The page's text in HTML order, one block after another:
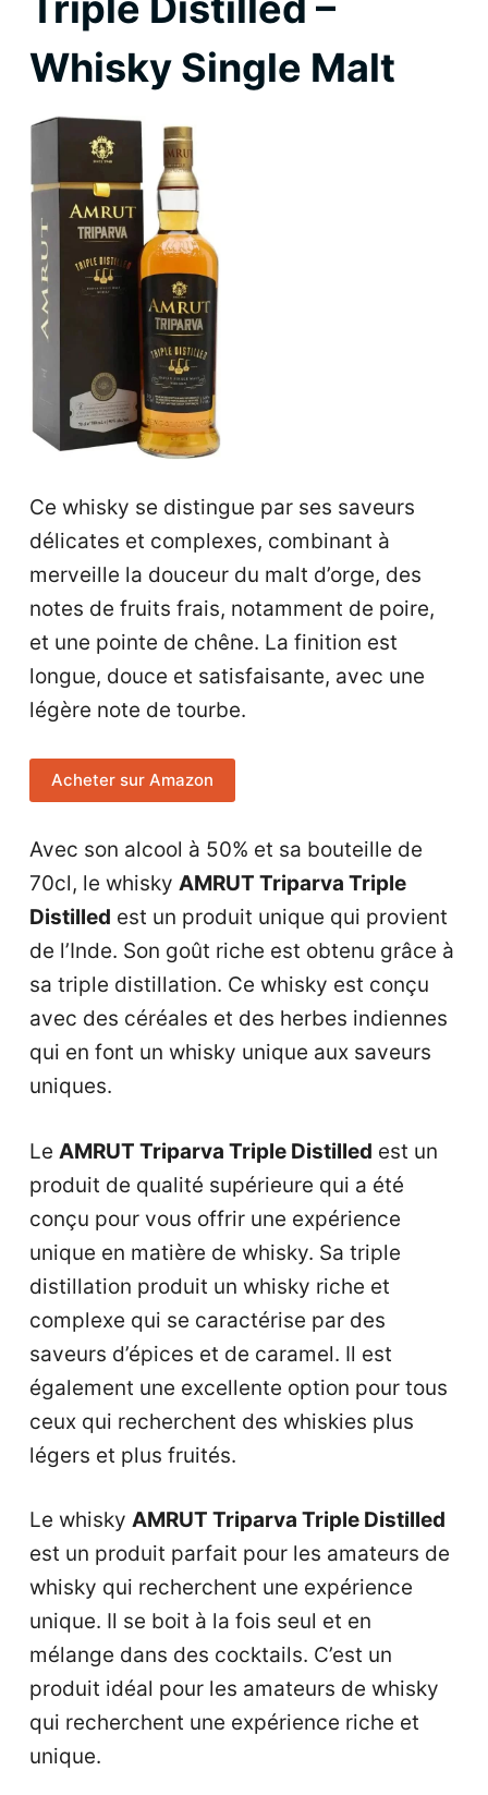
Whisky Single Malt
Ce whisky se distingue par ses saveurs
délicates et complexes, combinant à
merveille la douceur du malt d’orge, des
notes de fruits frais, notamment de poire,
et une pointe de chêne. La finition est
longue, douce et satisfaisante, avec une
légère note de tourbe.
Acheter sur Amazon
Avec son alcool à 50% et sa bouteille de
70cl, le whisky AMRUT Triparva Triple
Distilled est un produit unique qui provient
de l’Inde. Son goût riche est obtenu grâce à
sa triple distillation. Ce whisky est conçu
avec des céréales et des herbes indiennes
qui en font un whisky unique aux saveurs
uniques.
Le AMRUT Triparva Triple Distilled est un
produit de qualité supérieure qui a été
conçu pour vous offrir une expérience
unique en matière de whisky. Sa triple
distillation produit un whisky riche et
complexe qui se caractérise par des
saveurs d’épices et de caramel. Il est
également une excellente option pour tous
ceux qui recherchent des whiskies plus
légers et plus fruités.
Le whisky AMRUT Triparva Triple Distilled
est un produit parfait pour les amateurs de
whisky qui recherchent une expérience
unique. Il se boit à la fois seul et en
mélange dans des cocktails. C’est un
produit idéal pour les amateurs de whisky
qui recherchent une expérience riche et
unique.